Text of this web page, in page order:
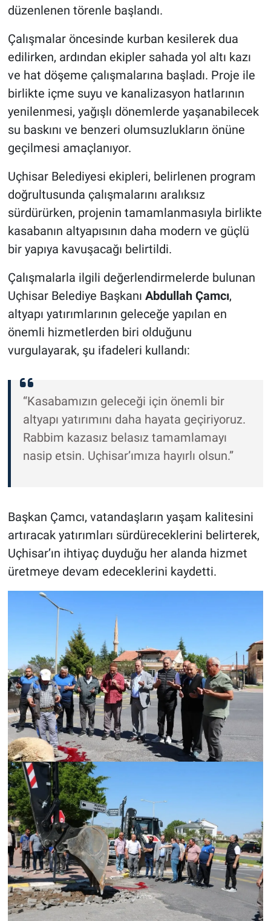
düzenlenen törenle başlandı.
Çalışmalar öncesinde kurban kesilerek dua
edilirken, ardından ekipler sahada yol altı kazı
ve hat döşeme çalışmalarına başladı. Proje ile
birlikte içme suyu ve kanalizasyon hatlarının
yenilenmesi, yağışlı dönemlerde yaşanabilecek
su baskını ve benzeri olumsuzlukların önüne
geçilmesi amaçlanıyor.
Uçhisar Belediyesi ekipleri, belirlenen program
doğrultusunda çalışmalarını aralıksız
sürdürürken, projenin tamamlanmasıyla birlikte
kasabanın altyapısının daha modern ve güçlü
bir yapıya kavuşacağı belirtildi.
Çalışmalarla ilgili değerlendirmelerde bulunan
Uçhisar Belediye Başkanı Abdullah Çamcı,
altyapı yatırımlarının geleceğe yapılan en
önemli hizmetlerden biri olduğunu
vurgulayarak, şu ifadeleri kullandı:
“Kasabamızın geleceği için önemli bir
altyapı yatırımını daha hayata geçiriyoruz.
Rabbim kazasız belasız tamamlamayı
nasip etsin. Uçhisar’ımıza hayırlı olsun.”
Başkan Çamcı, vatandaşların yaşam kalitesini
artıracak yatırımları sürdüreceklerini belirterek,
Uçhisar’ın ihtiyaç duyduğu her alanda hizmet
üretmeye devam edeceklerini kaydetti.
Aksaray
Kırşehir
Yerel
Genel
Asayiş
Kültür - Sanat
Magazin
Haberde İnsan